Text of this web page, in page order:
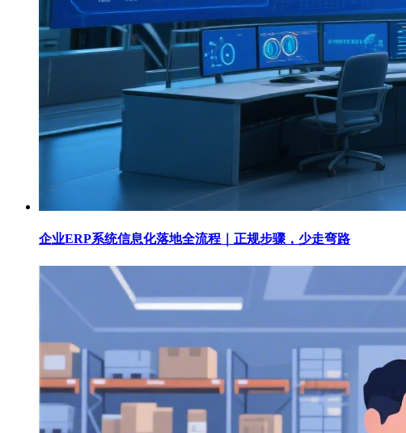
企业ERP系统信息化落地全流程｜正规步骤，少走弯路